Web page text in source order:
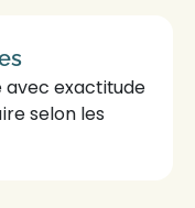
exactitude
selon les